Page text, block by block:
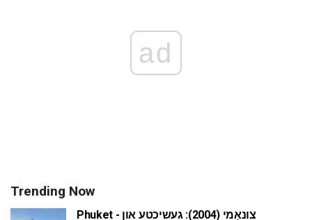
ad
Trending Now
Phuket - צונאַמי (2004): געשיכטע און